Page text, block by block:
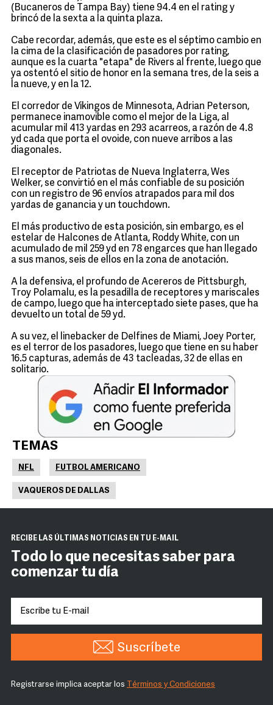
(Bucaneros de Tampa Bay) tiene 94.4 en el rating y
brincó de la sexta a la quinta plaza.
Cabe recordar, además, que este es el séptimo cambio en
la cima de la clasificación de pasadores por rating,
aunque es la cuarta "etapa" de Rivers al frente, luego que
ya ostentó el sitio de honor en la semana tres, de la seis a
la nueve, y en la 12.
El corredor de Vikingos de Minnesota, Adrian Peterson,
permanece inamovible como el mejor de la Liga, al
acumular mil 413 yardas en 293 acarreos, a razón de 4.8
yd cada que porta el ovoide, con nueve arribos a las
diagonales.
El receptor de Patriotas de Nueva Inglaterra, Wes
Welker, se convirtió en el más confiable de su posición
con un registro de 96 envíos atrapados para mil dos
yardas de ganancia y un touchdown.
El más productivo de esta posición, sin embargo, es el
estelar de Halcones de Atlanta, Roddy White, con un
acumulado de mil 259 yd en 78 engarces que han llegado
a sus manos, seis de ellos en la zona de anotación.
A la defensiva, el profundo de Acereros de Pittsburgh,
Troy Polamalu, es la pesadilla de receptores y mariscales
de campo, luego que ha interceptado siete pases, que ha
devuelto un total de 59 yd.
A su vez, el linebacker de Delfines de Miami, Joey Porter,
es el terror de los pasadores, luego que tiene en su haber
16.5 capturas, además de 43 tacleadas, 32 de ellas en
solitario.
TEMAS
NFL FUTBOL AMERICANO
VAQUEROS DE DALLAS
RECIBE LAS ÚLTIMAS NOTICIAS EN TU E-MAIL
Todo lo que necesitas saber para
comenzar tu día
Suscríbete
Registrarse implica aceptar los Términos y Condiciones